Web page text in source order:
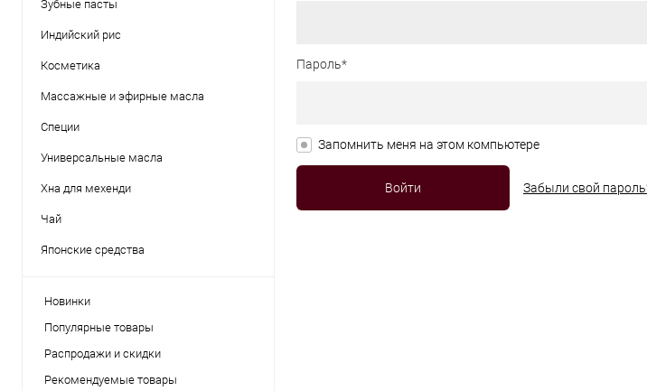
Зубные пасты
Индийский рис
Косметика
Массажные и эфирные масла
Специи
Универсальные масла
Хна для мехенди
Чай
Японские средства
Новинки
Популярные товары
Распродажи и скидки
Рекомендуемые товары
Пароль*
Запомнить меня на этом компьютере
Забыли свой